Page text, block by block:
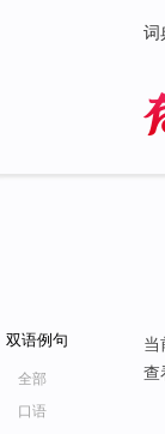
词
双语例句
全部
口语
当
查